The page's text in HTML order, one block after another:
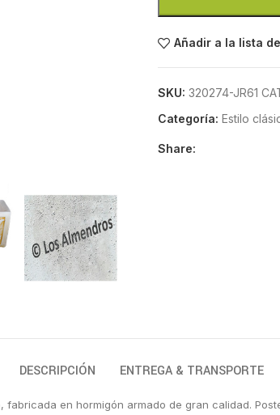
Añadir a la lista
SKU: 320274-JR61
Categoría: Estilo
Share:
DESCRIPCIÓN ENTREGA & TRANSPORTE
en hormigón armado de gran calidad.